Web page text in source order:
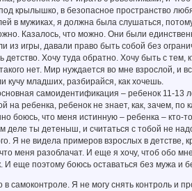
крылышко, в безопасное пространство
в мужиках, я должна была слушаться,
Казалось, что можно. Они были
из игры, давали право быть собой без
детство. Хочу туда обратно. Хочу быть с
нет. Мир нуждается во мне взрослой, и
кучу младших, разбирайся, как хочешь.
самоидентификация – ребенок 11-13
на ребенка, ребенок не знает, как, зачем,
боюсь, что меня истинную – ребенка – кто-
деле ты детеныш, и считаться с тобой не
Я не видела примеров взрослых в
меня разоблачат. И еще я хочу, чтоб обо
И еще поэтому боюсь оставаться без мужа и
в самоконтроле. Я не могу снять контроль и